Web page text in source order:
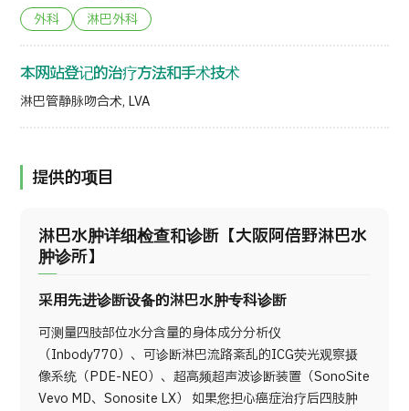
外科 淋巴外科
本网站登记的治疗方法和手术技术
淋巴管静脉吻合术, LVA
提供的项目
淋巴水肿详细检查和诊断【大阪阿倍野淋巴水
肿诊所】
采用先进诊断设备的淋巴水肿专科诊断
可测量四肢部位水分含量的身体成分分析仪
（Inbody770）、可诊断淋巴流路紊乱的ICG荧光观察摄
像系统（PDE-NEO）、超高频超声波诊断装置（SonoSite
Vevo MD、Sonosite LX） 如果您担心癌症治疗后四肢肿